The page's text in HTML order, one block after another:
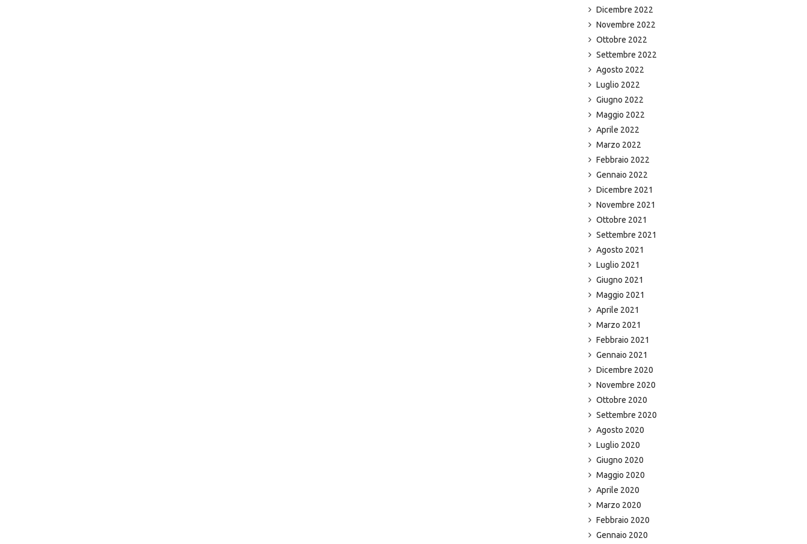
Dicembre 2022
Novembre 2022
Ottobre 2022
Settembre 2022
Agosto 2022
Luglio 2022
Giugno 2022
Maggio 2022
Aprile 2022
Marzo 2022
Febbraio 2022
Gennaio 2022
Dicembre 2021
Novembre 2021
Ottobre 2021
Settembre 2021
Agosto 2021
Luglio 2021
Giugno 2021
Maggio 2021
Aprile 2021
Marzo 2021
Febbraio 2021
Gennaio 2021
Dicembre 2020
Novembre 2020
Ottobre 2020
Settembre 2020
Agosto 2020
Luglio 2020
Giugno 2020
Maggio 2020
Aprile 2020
Marzo 2020
Febbraio 2020
Gennaio 2020